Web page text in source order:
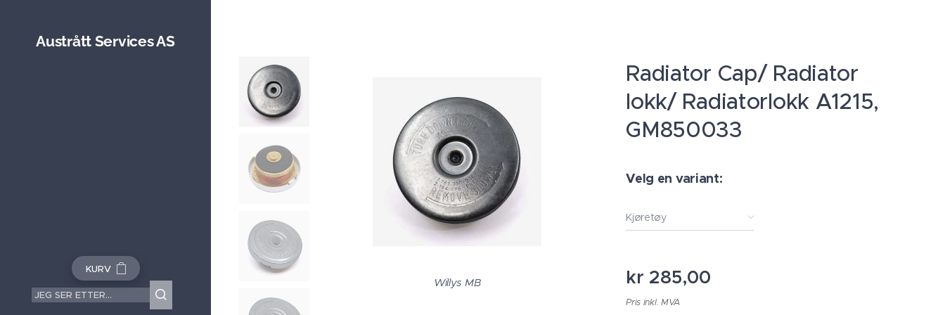
Austrått Services AS
KURV
Radiator Cap/ Radiator
lokk/ Radiatorlokk A1215,
GM850033
Willys MB
Velg en variant:
Kjøretøy
kr 285,00
Pris inkl. MVA